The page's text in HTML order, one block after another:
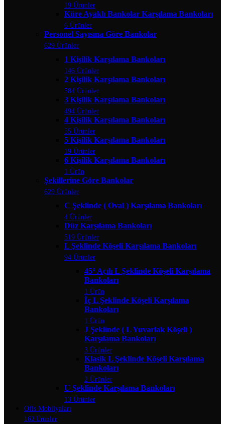
19 Ürünler
Küre Ayaklı Bankolar Karşılama Bankoları
6 Ürünler
Personel Sayısına Göre Bankolar
629 Ürünler
1 Kişilik Karşılama Bankoları
146 Ürünler
2 Kişilik Karşılama Bankoları
584 Ürünler
3 Kişilik Karşılama Bankoları
494 Ürünler
4 Kişilik Karşılama Bankoları
55 Ürünler
5 Kişilik Karşılama Bankoları
19 Ürünler
6 Kişilik Karşılama Bankoları
1 Ürün
Şekillerine Göre Bankolar
629 Ürünler
C Şeklinde ( Oval ) Karşılama Bankoları
4 Ürünler
Düz Karşılama Bankoları
519 Ürünler
L Şeklinde Köşeli Karşılama Bankoları
94 Ürünler
45° Açılı L Şeklinde Köşeli Karşılama
Bankoları
1 Ürün
İç L Şeklinde Köşeli Karşılama
Bankoları
1 Ürün
J Şeklinde ( L Yuvarlak Köşeli )
Karşılama Bankoları
3 Ürünler
Klasik L Şeklinde Köşeli Karşılama
Bankoları
2 Ürünler
U Şeklinde Karşılama Bankoları
13 Ürünler
Ofis Mobilyaları
162 Ürünler